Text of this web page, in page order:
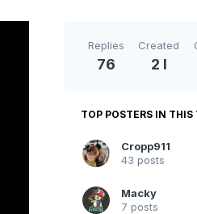
Replies
76
Created
2 l
TOP POSTERS IN THIS
Cropp911
43 posts
Macky
7 posts